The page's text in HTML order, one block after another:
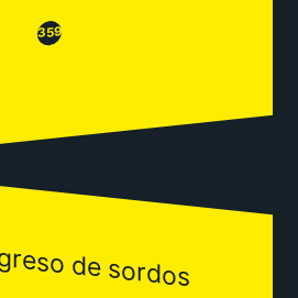
😒359😂
de sordos